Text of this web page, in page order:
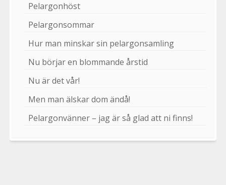
Pelargonhöst
Pelargonsommar
Hur man minskar sin pelargonsamling
Nu börjar en blommande årstid
Nu är det vår!
Men man älskar dom ändå!
Pelargonvänner – jag är så glad att ni finns!